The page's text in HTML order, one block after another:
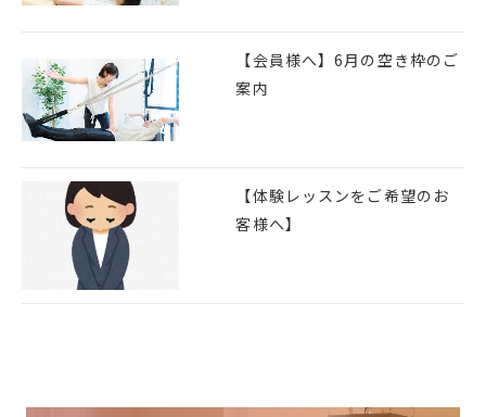
【会員様へ】6月の空き枠のご
案内
【体験レッスンをご希望のお
客様へ】